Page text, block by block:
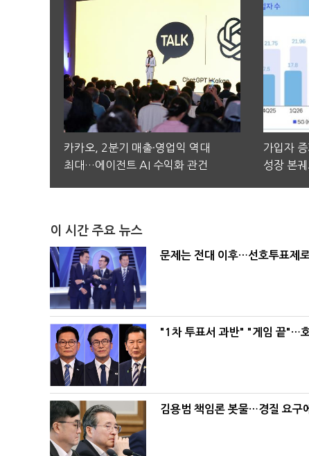
카카오, 2분기 매출·영업익 역대
최대…에이전트 AI 수익화 관건
가입자
성장 본궤
이 시간 주요 뉴스
문제는 전대 이후…선호투표제
"1차 투표서 과반" "게임 끝"…
김용범 책임론 봇물…경질 요구